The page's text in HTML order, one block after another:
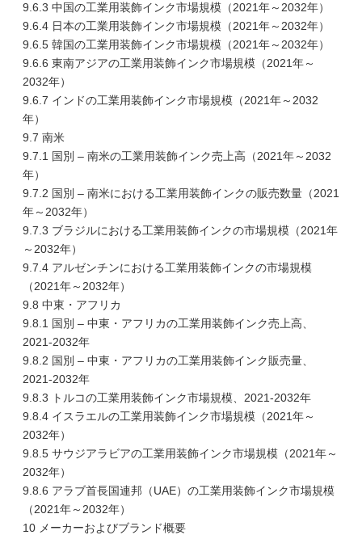
9.6.3 中国の工業用装飾インク市場規模（2021年～2032年）
9.6.4 日本の工業用装飾インク市場規模（2021年～2032年）
9.6.5 韓国の工業用装飾インク市場規模（2021年～2032年）
9.6.6 東南アジアの工業用装飾インク市場規模（2021年～
2032年）
9.6.7 インドの工業用装飾インク市場規模（2021年～2032
年）
9.7 南米
9.7.1 国別 – 南米の工業用装飾インク売上高（2021年～2032
年）
9.7.2 国別 – 南米における工業用装飾インクの販売数量（2021
年～2032年）
9.7.3 ブラジルにおける工業用装飾インクの市場規模（2021年
～2032年）
9.7.4 アルゼンチンにおける工業用装飾インクの市場規模
（2021年～2032年）
9.8 中東・アフリカ
9.8.1 国別 – 中東・アフリカの工業用装飾インク売上高、
2021-2032年
9.8.2 国別 – 中東・アフリカの工業用装飾インク販売量、
2021-2032年
9.8.3 トルコの工業用装飾インク市場規模、2021-2032年
9.8.4 イスラエルの工業用装飾インク市場規模（2021年～
2032年）
9.8.5 サウジアラビアの工業用装飾インク市場規模（2021年～
2032年）
9.8.6 アラブ首長国連邦（UAE）の工業用装飾インク市場規模
（2021年～2032年）
10 メーカーおよびブランド概要